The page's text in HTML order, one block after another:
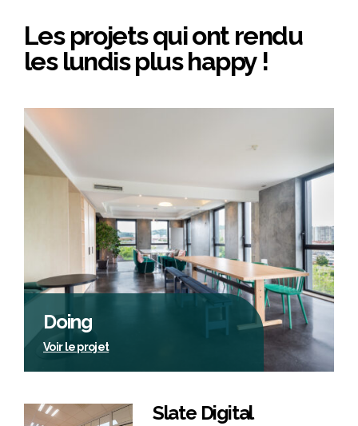
Les projets qui ont rendu
les lundis plus happy !
Doing
Voir le projet
Slate Digital